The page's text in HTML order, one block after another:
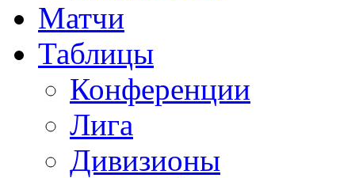
Матчи
Таблицы
Конференции
Лига
Дивизионы